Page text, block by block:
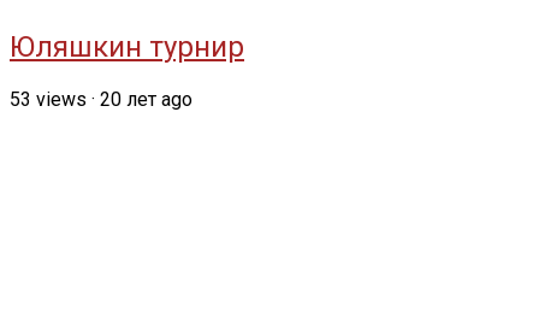
Юляшкин турнир
53 views · 20 лет ago